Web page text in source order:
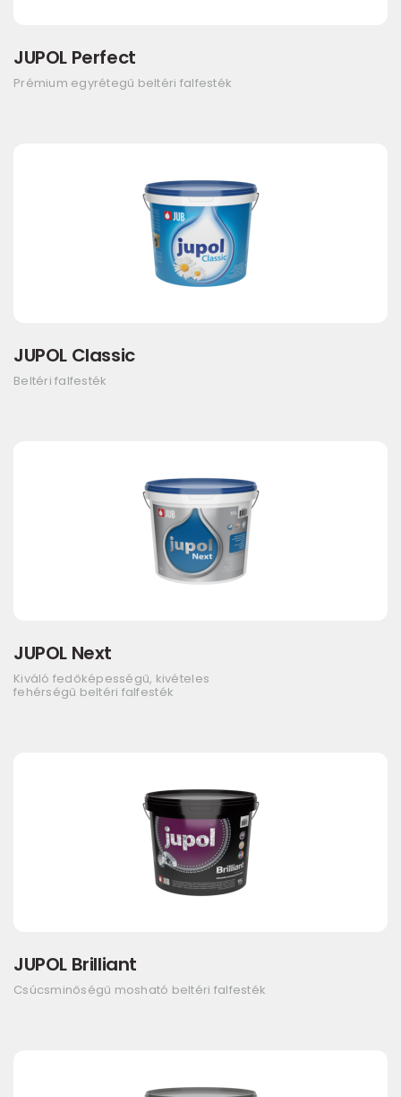
JUPOL Perfect
Prémium egyrétegű beltéri falfesték
JUPOL Classic
Beltéri falfesték
JUPOL Next
Kiváló fedőképességű, kivételes
fehérségű beltéri falfesték
JUPOL Brilliant
Csúcsminőségű mosható beltéri falfesték